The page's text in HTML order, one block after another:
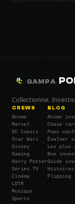
GAMPA
Collectionne.
CREWS
Anime
Marvel
DC Comics
Star Wars
Disney
Gaming
Harry Potter
Séries TV
Cinéma
LOTR
Musique
Sports
BLOG
Anime
Chase
Pops
Évaluer
Les plus
Bon
Guide
Flipping